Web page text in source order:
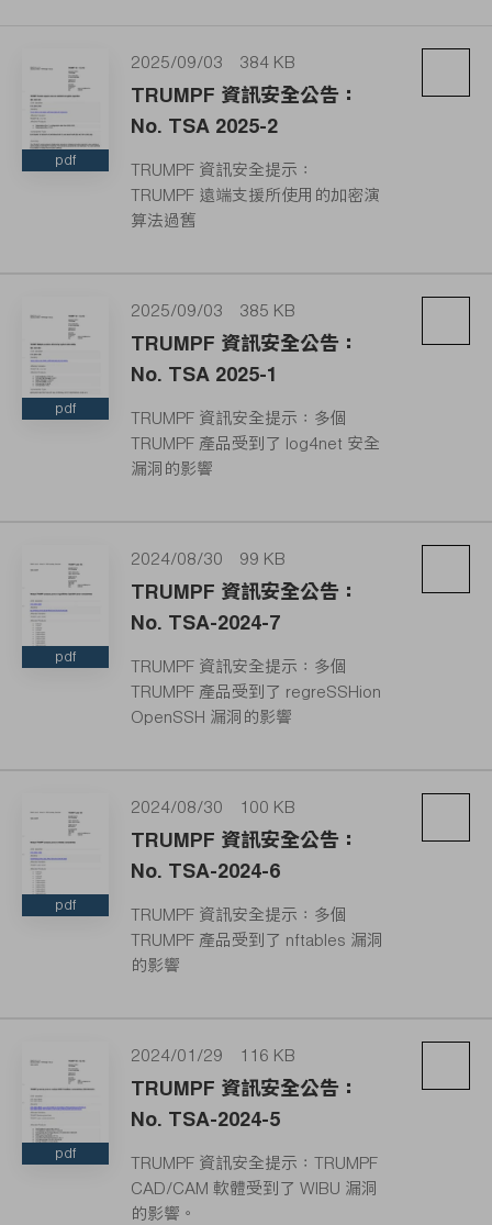
pdf
2025/09/03 384 KB
TRUMPF 資訊安全公告：
No. TSA 2025-2
TRUMPF 資訊安全提示：
TRUMPF 遠端支援所使用的加密演
算法過舊
pdf
2025/09/03 385 KB
TRUMPF 資訊安全公告：
No. TSA 2025-1
TRUMPF 資訊安全提示：多個
TRUMPF 產品受到了 log4net 安全
漏洞的影響
pdf
2024/08/30 99 KB
TRUMPF 資訊安全公告：
No. TSA-2024-7
TRUMPF 資訊安全提示：多個
TRUMPF 產品受到了 regreSSHion
OpenSSH 漏洞的影響
pdf
2024/08/30 100 KB
TRUMPF 資訊安全公告：
No. TSA-2024-6
TRUMPF 資訊安全提示：多個
TRUMPF 產品受到了 nftables 漏洞
的影響
pdf
2024/01/29 116 KB
TRUMPF 資訊安全公告：
No. TSA-2024-5
TRUMPF 資訊安全提示：TRUMPF
CAD/CAM 軟體受到了 WIBU 漏洞
的影響。